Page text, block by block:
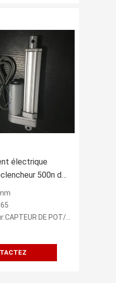
électrique
500n de
le support
DE POT/HALL